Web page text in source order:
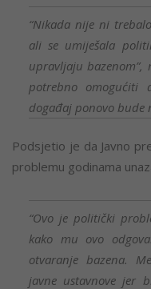
“Nikada nije ni
ali se umiješala
upravljaju bazenom”,
potrebno omogućiti
događaj ponovo bude
Podsjetio je da Javno
problemu godinama
“Ovo je politički
kako mu ovo
otvaranje bazena.
javne ustavnove jer